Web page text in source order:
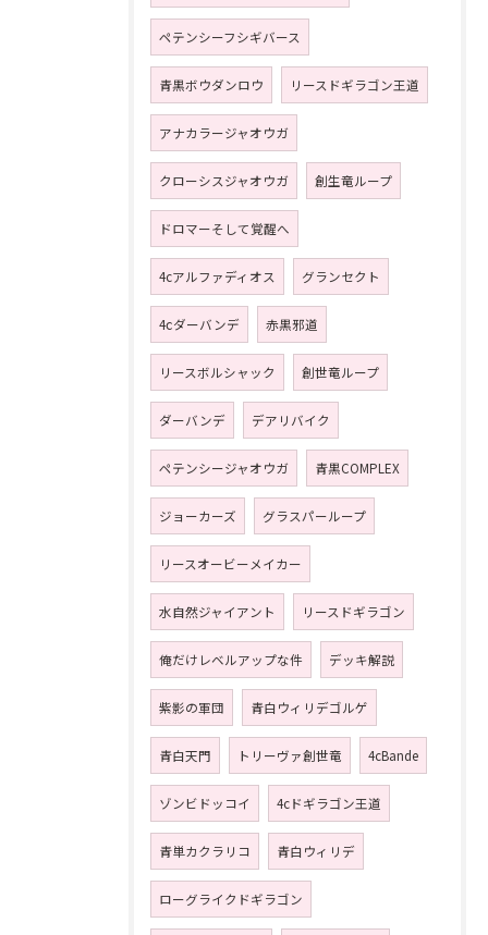
ペテンシーフシギバース
青黒ボウダンロウ リースドギラゴン王道
アナカラージャオウガ
クローシスジャオウガ 創生竜ループ
ドロマーそして覚醒へ
4cアルファディオス グランセクト
4ⅽダーバンデ 赤黒邪道
リースボルシャック 創世竜ループ
ダーバンデ デアリバイク
ペテンシージャオウガ 青黒COMPLEX
ジョーカーズ グラスパーループ
リースオービーメイカー
水自然ジャイアント リースドギラゴン
俺だけレベルアップな件 デッキ解説
紫影の軍団 青白ウィリデゴルゲ
青白天門 トリーヴァ創世竜 4cBande
ゾンビドッコイ 4cドギラゴン王道
青単カクラリコ 青白ウィリデ
ローグライクドギラゴン